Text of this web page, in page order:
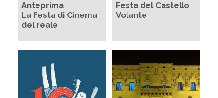
Anteprima
La Festa di Cinema
del reale
Festa del Castello
Volante